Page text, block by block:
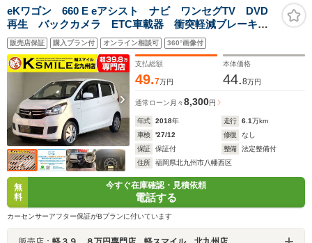
eKワゴン 660 E eアシスト ナビ ワンセグTV DVD
再生 バックカメラ ETC車載器 衝突軽減ブレーキ
横滑り防止装置 衝突安全ボディ ABS Wエアバッ
ク ベンチシート 運転席シートヒーター キーレスエ
ントリー
販売店保証 購入プラン付 オンライン相談可 360°画像付
支払総額
49.7万円
本体価格
44.8万円
通常ローン 月々8,300円
年式 2018年 走行 6.1万km
車検
'27/12 修復
なし
保証
保証付 整備
法定整備付
住所
福岡県北九州市八幡西区
無
料
今すぐ在庫確認・見積依頼
電話する
カーセンサーアフター保証がBプランに付いています